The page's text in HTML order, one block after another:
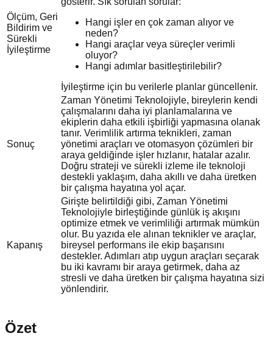
Ölçüm, Geri
Bildirim ve
Sürekli
İyileştirme
Hangi işler en çok zaman alıyor ve
neden?
Hangi araçlar veya süreçler verimli
oluyor?
Hangi adımlar basitleştirilebilir?
İyileştirme için bu verilerle planlar güncellenir.
Sonuç
Zaman Yönetimi Teknolojiyle, bireylerin kendi
çalışmalarını daha iyi planlamalarına ve
ekiplerin daha etkili işbirliği yapmasına olanak
tanır. Verimlilik artırma teknikleri, zaman
yönetimi araçları ve otomasyon çözümleri bir
araya geldiğinde işler hızlanır, hatalar azalır.
Doğru strateji ve sürekli izleme ile teknoloji
destekli yaklaşım, daha akıllı ve daha üretken
bir çalışma hayatına yol açar.
Kapanış
Girişte belirtildiği gibi, Zaman Yönetimi
Teknolojiyle birleştiğinde günlük iş akışını
optimize etmek ve verimliliği artırmak mümkün
olur. Bu yazıda ele alınan teknikler ve araçlar,
bireysel performans ile ekip başarısını
destekler. Adımları atıp uygun araçları seçarak
bu iki kavramı bir araya getirmek, daha az
stresli ve daha üretken bir çalışma hayatına sizi
yönlendirir.
Özet